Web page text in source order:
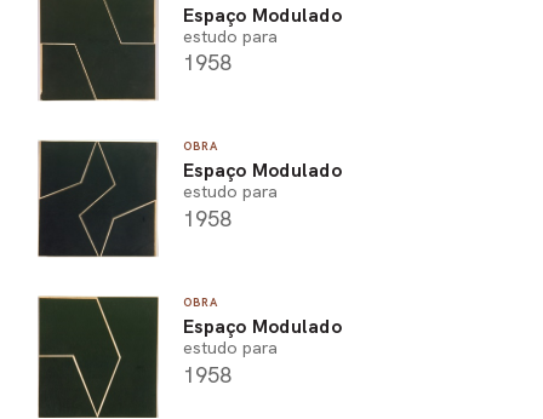
Espaço Modulado
estudo para
1958
OBRA
Espaço Modulado
estudo para
1958
OBRA
Espaço Modulado
estudo para
1958